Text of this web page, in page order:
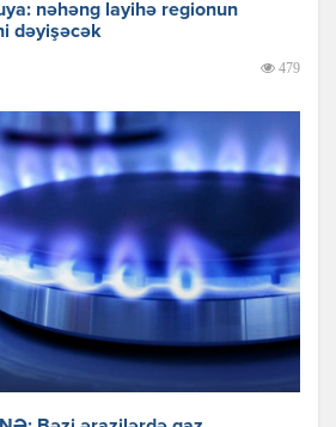
nəhəng layihə regionun
dəyişəcək
479